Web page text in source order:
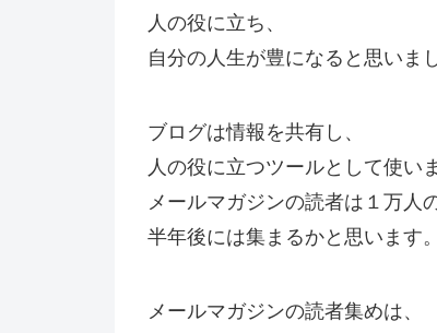
人の役に立ち、
自分の人生が豊になると思いま
ブログは情報を共有し、
人の役に立つツールとして使い
メールマガジンの読者は１万人
半年後には集まるかと思います。
メールマガジンの読者集めは、